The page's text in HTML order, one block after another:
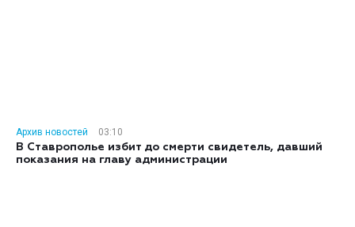
Архив новостей
03:10
В Ставрополье избит до смерти свидетель, давший
показания на главу администрации